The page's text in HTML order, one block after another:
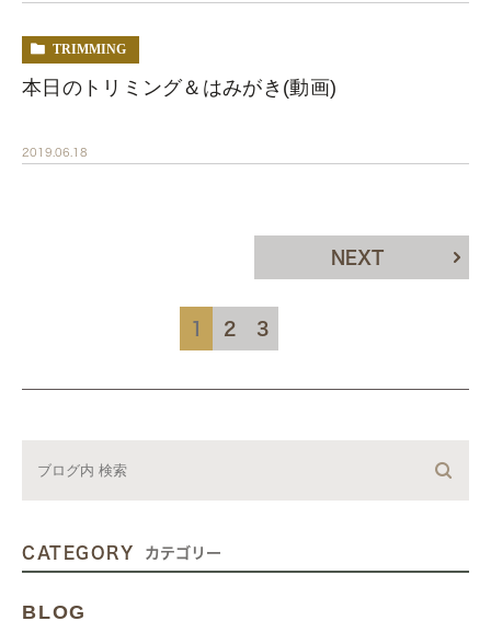
TRIMMING
本日のトリミング＆はみがき(動画)
2019.06.18
1 2 3
NEXT
CATEGORY カテゴリー
BLOG